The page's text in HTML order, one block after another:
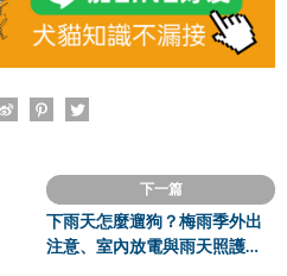
下一篇
下雨天怎麼遛狗？梅雨季外出
注意、室內放電與雨天照護重